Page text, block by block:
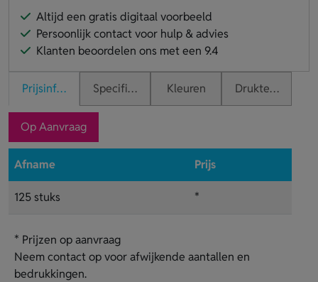
Altijd een gratis digitaal voorbeeld
Persoonlijk contact voor hulp & advies
Klanten beoordelen ons met een 9.4
PrijsinformatieSpecificaties Kleuren Druktechnieken
Op Aanvraag
Afname Prijs
125 stuks *
* Prijzen op aanvraag
Neem contact op voor afwijkende aantallen en
bedrukkingen.